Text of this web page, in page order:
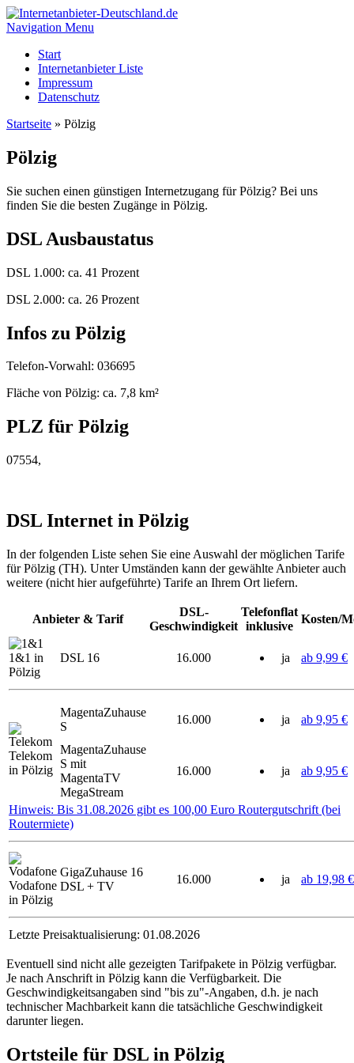
Navigation Menu
Start
Internetanbieter Liste
Impressum
Datenschutz
Startseite » Pölzig
Pölzig
Sie suchen einen günstigen Internetzugang für Pölzig? Bei uns
finden Sie die besten Zugänge in Pölzig.
DSL Ausbaustatus
DSL 1.000: ca. 41 Prozent
DSL 2.000: ca. 26 Prozent
Infos zu Pölzig
Telefon-Vorwahl: 036695
Fläche von Pölzig: ca. 7,8 km²
PLZ für Pölzig
07554,
DSL Internet in Pölzig
In der folgenden Liste sehen Sie eine Auswahl der möglichen Tarife
für Pölzig (TH). Unter Umständen kann der gewählte Anbieter auch
weitere (nicht hier aufgeführte) Tarife an Ihrem Ort liefern.
Anbieter & Tarif
DSL-
Geschwindigkeit
Telefonflat
inklusive
Kosten/
1&1 in
Pölzig
DSL 16 16.000 ja ab 9,99 €
Telekom
in Pölzig
MagentaZuhause
S
16.000 ja ab 9,95 €
MagentaZuhause
S mit
MagentaTV
MegaStream
16.000 ja ab 9,95 €
Hinweis: Bis 31.08.2026 gibt es 100,00 Euro Routergutschrift (bei
Routermiete)
Vodafone
in Pölzig
GigaZuhause 16
DSL + TV
16.000 ja ab 19,98 €
Letzte Preisaktualisierung: 01.08.2026
Eventuell sind nicht alle gezeigten Tarifpakete in Pölzig verfügbar.
Je nach Anschrift in Pölzig kann die Verfügbarkeit. Die
Geschwindigkeitsangaben sind "bis zu"-Angaben, d.h. je nach
technischer Machbarkeit kann die tatsächliche Geschwindigkeit
darunter liegen.
Ortsteile für DSL in Pölzig